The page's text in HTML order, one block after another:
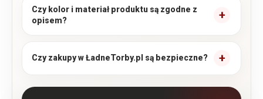
Czy kolor i materiał produktu są zgodne z
opisem?
Czy zakupy w ŁadneTorby.pl są bezpieczne?